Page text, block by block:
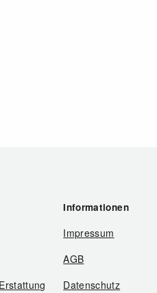
Informationen
Impressum
AGB
Datenschutz